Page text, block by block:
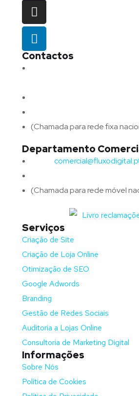
Contactos
(Chamada para rede fixa
Departamento
(Chamada para rede móvel
Serviços
Criação de Site
Criação de Loja Online
Otimização de SEO
Google Adwords
Branding
Gestão de Redes Sociais
Auditoria a Lojas Online
Consultoria de Marketing Digital
Informações
Sobre Nós
Política de Cookies